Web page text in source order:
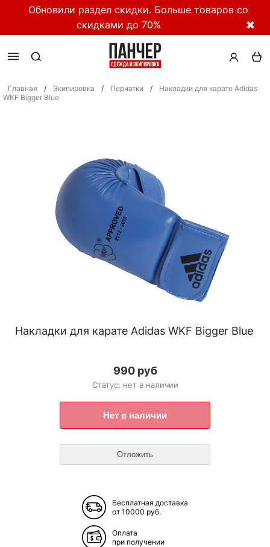
Обновили раздел скидки. Больше товаров со
скидками до 70%
✖
Главная / Экипировка / Перчатки /
Накладки для карате Adidas
WKF Bigger Blue
Накладки для карате Adidas WKF Bigger Blue
990 руб
Статус: нет в наличии
Бесплатная доставка
от 10000 руб.
Оплата
при получении